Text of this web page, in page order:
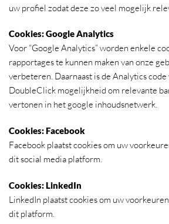
uw profiel zodat deze zo veel mogelijk
Cookies: Google Analytics
Voor “Google Analytics” worden enkele
rapportages te kunnen maken van onze
verbeteren. Daarnaast is de Analytics
DoubleClick mogelijkheid om relevante
vertonen in het google inhoudsnetwerk.
Cookies: Facebook
Facebook plaatst cookies om uw
dit social media platform.
Cookies: LinkedIn
LinkedIn plaatst cookies om uw
dit platform.